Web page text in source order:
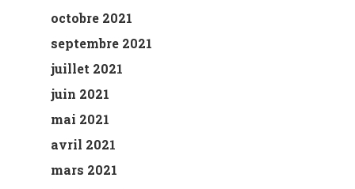
octobre 2021
septembre 2021
juillet 2021
juin 2021
mai 2021
avril 2021
mars 2021